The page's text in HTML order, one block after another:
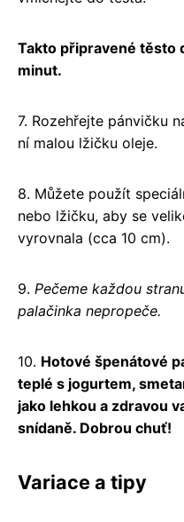
Takto připravené těsto
minut.
7. Rozehřejte pánvičku
ní malou lžičku oleje.
8. Můžete použít
nebo lžičku, aby se
vyrovnala (cca 10 cm).
9. Pečeme každou
palačinka nepropeče.
10. Hotové špenátové
teplé s jogurtem,
jako lehkou a zdravou
snídaně. Dobrou chuť!
Variace a tipy